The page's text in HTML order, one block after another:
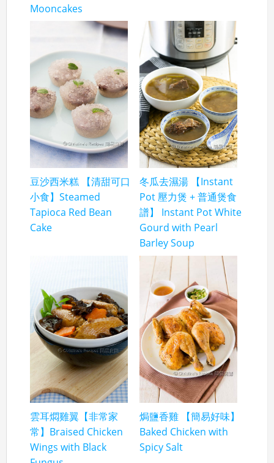
Mooncakes
豆沙西米糕 【清甜可口
小食】Steamed
Tapioca Red Bean
Cake
冬瓜去濕湯 【Instant
Pot 壓力煲 + 普通煲食
譜】 Instant Pot White
Gourd with Pearl
Barley Soup
雲耳燜雞翼【非常家
常】Braised Chicken
Wings with Black
焗鹽香雞 【簡易好味】
Baked Chicken with
Spicy Salt